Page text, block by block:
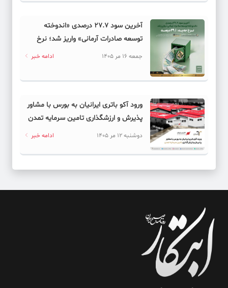
آخرین سود ۲۷.۷ درصدی «اندوخته
توسعه صادرات آرمانی» واریز شد؛ نرخ
جدید ۲۹.۱ درصد
جمعه 16 مر 1405 ادامه خبر
ورود آکو باتری ایرانیان به بورس با مشاور
پذیرش و ارزشگذاری تامین سرمایه تمدن
دوشنبه 12 مر 1405 ادامه خبر